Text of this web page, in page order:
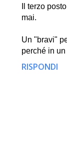
Il terzo
mai.
Un "bravi"
perché in
RISPONDI